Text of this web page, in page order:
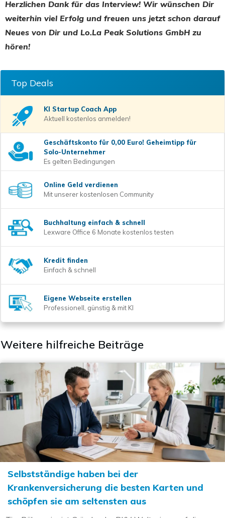
Herzlichen Dank für das Interview! Wir wünschen Dir
weiterhin viel Erfolg und freuen uns jetzt schon darauf
Neues von Dir und Lo.La Peak Solutions GmbH zu
hören!
Top Deals
KI Startup Coach App
Aktuell kostenlos anmelden!
Geschäftskonto für 0,00 Euro! Geheimtipp für
Solo-Unternehmer
Es gelten Bedingungen
Online Geld verdienen
Mit unserer kostenlosen Community
Buchhaltung einfach & schnell
Lexware Office 6 Monate kostenlos testen
Kredit finden
Einfach & schnell
Eigene Webseite erstellen
Professionell, günstig & mit KI
Weitere hilfreiche Beiträge
Selbstständige haben bei der
Krankenversicherung die besten Karten und
schöpfen sie am seltensten aus